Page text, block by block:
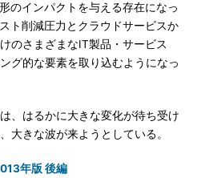
のインパクトを与える存在になっ
ト削減圧力とクラウドサービスか
のさまざまなIT製品・サービス
グ的な要素を取り込むようになっ
、はるかに大きな変化が待ち受け
大きな波が来ようとしている。
年版 後編